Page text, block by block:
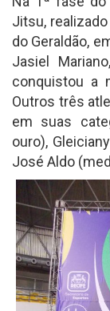
Jitsu,
do Geraldão,
Jasiel
conquistou a
Outros três
em suas
ouro),
José Aldo